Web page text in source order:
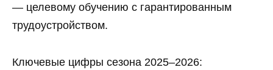
— целевому обучению с гарантированным
трудоустройством.
Ключевые цифры сезона 2025–2026: